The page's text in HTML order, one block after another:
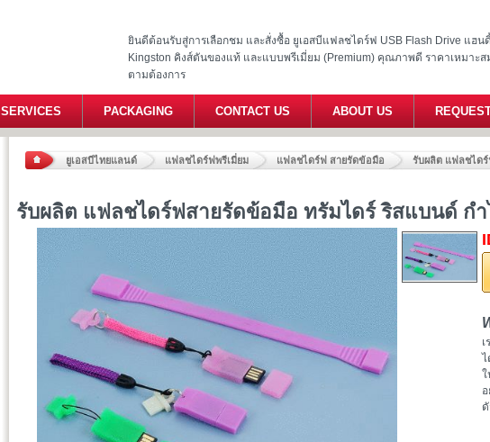
ยินดีต้อนรับสู่การเลือกชม และสั่งซื้อ ยูเอสบีแฟลชไดร์ฟ USB Flash Drive แฮน
Kingston คิงส์ตันของแท้ และแบบพรีเมี่ยม (Premium) คุณภาพดี ราคาเหมาะ
ตามต้องการ
SERVICES PACKAGING CONTACT US ABOUT US
ยูเอสบีไทยแลนด์ แฟลชไดร์ฟพรีเมี่ยม แฟลชไดร์ฟ สายรัดข้อมือ รับผลิต แฟลชได
รับผลิต แฟลชไดร์ฟสายรัดข้อมือ ทรัมไดร์ ริสแบนด์ ก